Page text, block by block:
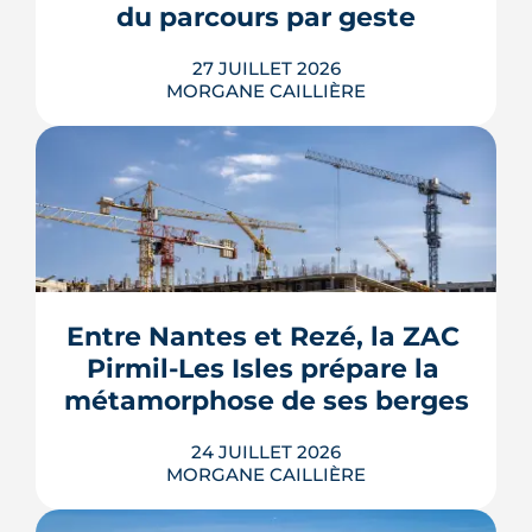
recommande sans hésiter.
du parcours par geste
27 JUILLET 2026
MORGANE CAILLIÈRE
Le Gouvernement prévoit de retirer six
familles de travaux du parcours « par
geste » de MaPrimeRénov' au 1er
septembre 2026, sous réserve de la
publication des textes définitifs.
fenêtres, VMC, chauffe-eau
thermodynamique, chauffage au bois
et solaire thermi...
Entre Nantes et Rezé, la ZAC
Pirmil-Les Isles prépare la
métamorphose de ses berges
24 JUILLET 2026
MORGANE CAILLIÈRE